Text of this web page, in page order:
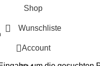
Shop
Wunschliste
Account